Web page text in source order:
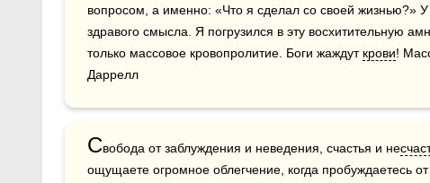
вопросом, а именно: «Что я сделал со своей жизнью?»
здравого смысла. Я погрузился в эту восхитительную
только массовое кровопролитие. Боги жаждут крови!
Даррелл
Свобода от заблуждения и неведения, счастья и не
ощущаете огромное облегчение, когда пробуждаетесь